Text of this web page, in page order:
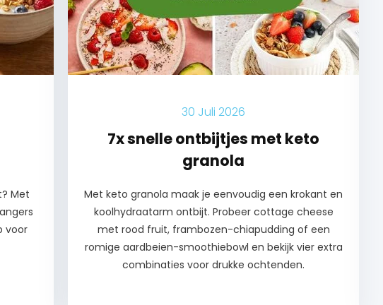
Met
voor
30 Juli 2026
7x snelle ontbijtjes met keto
granola
Met keto granola maak je eenvoudig een krokant en
koolhydraatarm ontbijt. Probeer cottage cheese
met rood fruit, frambozen-chiapudding of een
romige aardbeien-smoothiebowl en bekijk vier extra
combinaties voor drukke ochtenden.